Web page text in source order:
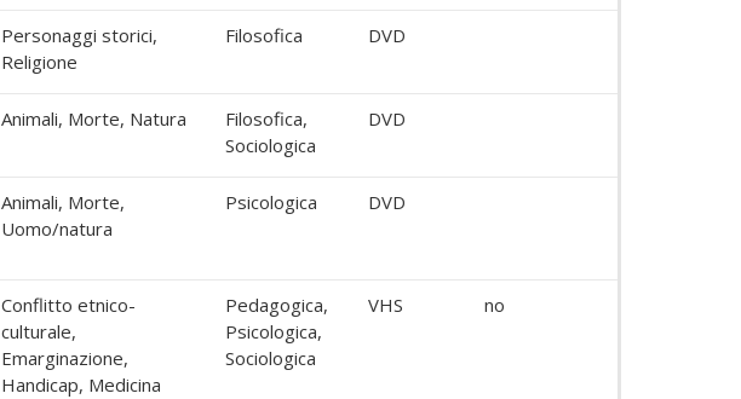
Personaggi storici,
Religione
Filosofica DVD
Animali, Morte, Natura
Filosofica,
Sociologica
DVD
Animali, Morte,
Uomo/natura
Psicologica DVD
Conflitto etnico-
culturale,
Emarginazione,
Handicap, Medicina
Pedagogica,
Psicologica,
Sociologica
VHS no